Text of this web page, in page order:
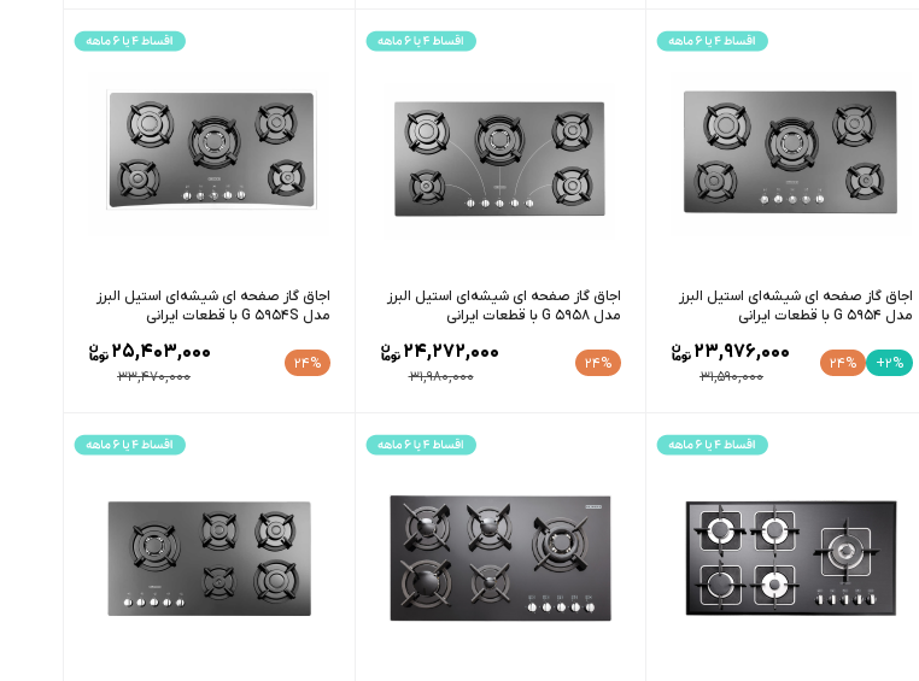
اجاق گاز صفحه ای شیشه‌ای استیل البرز
مدل G 5954 با قطعات ایرانی
24% +2%
31,590,000
23,976,000
اجاق گاز صفحه ای شیشه‌ای استیل البرز
مدل G 5958 با قطعات ایرانی
24%
31,980,000
24,272,000
اجاق گاز صفحه ای شیشه‌ای استیل البرز
مدل G 5954S با قطعات ایرانی
24%
33,470,000
25,403,000